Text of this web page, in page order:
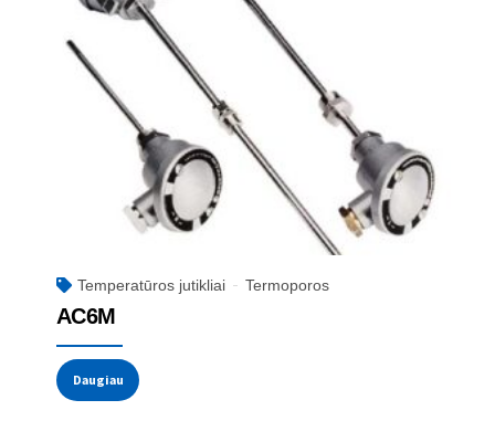
Temperatūros jutikliai Termoporos
AC6M
Daugiau